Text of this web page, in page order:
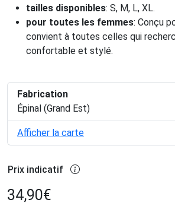
tailles disponibles: S, M, L, XL.
pour toutes les femmes: Conçu
convient à toutes celles qui
confortable et stylé.
Fabrication
Épinal (Grand Est)
Afficher la carte
Prix indicatif
34,90€